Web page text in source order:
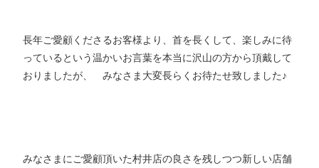
長年ご愛顧くださるお客様より、首を長くして、楽しみに待
っているという温かいお言葉を本当に沢山の方から頂戴して
おりましたが、 みなさま大変長らくお待たせ致しました♪
みなさまにご愛顧頂いた村井店の良さを残しつつ新しい店舗